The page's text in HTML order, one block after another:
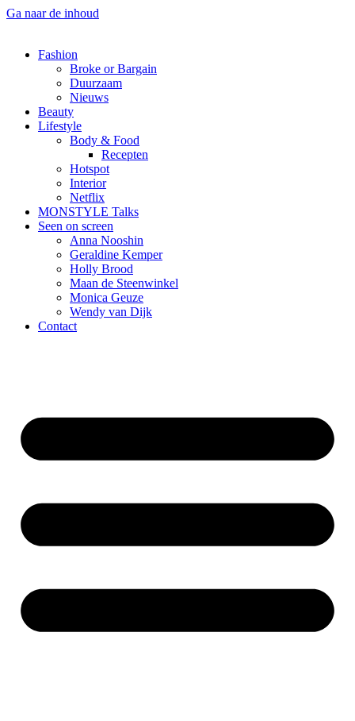
Ga naar de inhoud
Fashion
Broke or Bargain
Duurzaam
Nieuws
Beauty
Lifestyle
Body & Food
Recepten
Hotspot
Interior
Netflix
MONSTYLE Talks
Seen on screen
Anna Nooshin
Geraldine Kemper
Holly Brood
Maan de Steenwinkel
Monica Geuze
Wendy van Dijk
Contact